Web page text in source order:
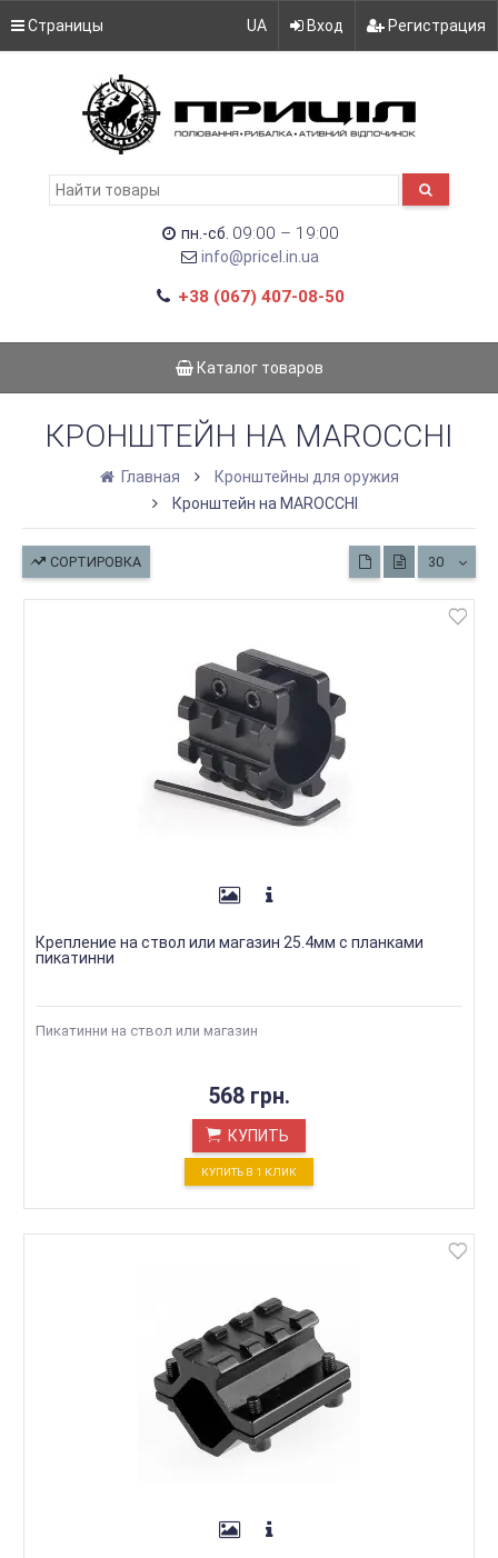
Страницы UA Вход Регистрация
пн.-сб. 09:00 – 19:00
info@pricel.in.ua
+38 (067) 407-08-50
Каталог товаров
КРОНШТЕЙН НА MAROCCHI
Главная
Кронштейны для оружия
Кронштейн на MAROCCHI
СОРТИРОВКА 30
Крепление на ствол или магазин 25.4мм с планками
пикатинни
Пикатинни на ствол или магазин
568 грн.
КУПИТЬ
КУПИТЬ В 1 КЛИК